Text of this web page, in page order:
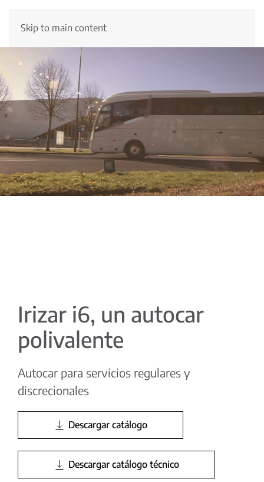
Skip to main content
Irizar i6, un autocar
polivalente
Autocar para servicios regulares y
discrecionales
Descargar catálogo
Descargar catálogo técnico